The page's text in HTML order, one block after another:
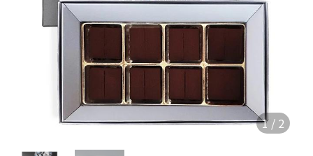
1/ 2